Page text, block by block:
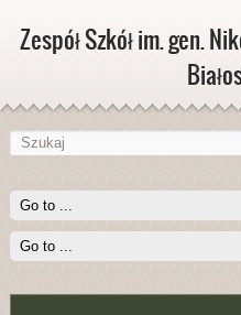
Zespół Szkół im. gen.